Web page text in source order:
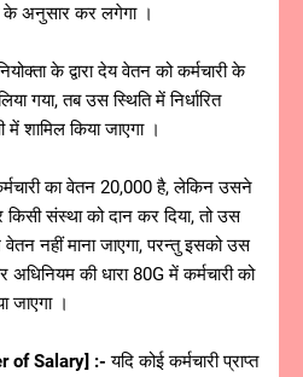
के अनुसार कर लगेगा ।
के द्वारा देय वेतन को कर्मचारी के
गया, तब उस स्थिति में निर्धारित
शामिल किया जाएगा ।
का वेतन 20,000 है, लेकिन उसने
संस्था को दान कर दिया, तो उस
नहीं माना जाएगा, परन्तु इसको उस
की धारा 80G में कर्मचारी को
जाएगा ।
of Salary] :- यदि कोई कर्मचारी प्राप्त